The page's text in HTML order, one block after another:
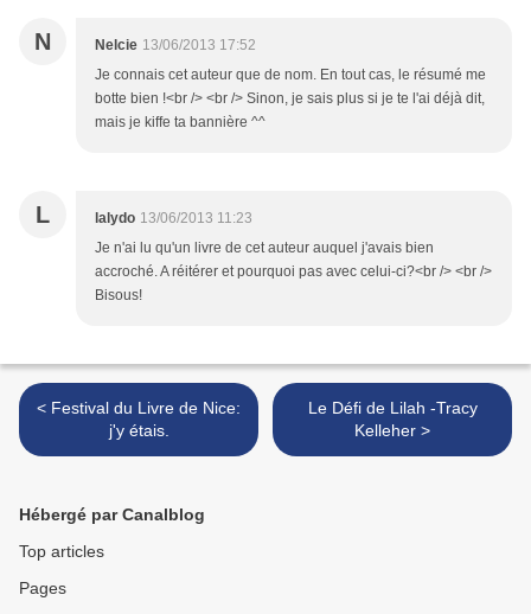
N Nelcie 13/06/2013 17:52
Je connais cet auteur que de nom. En tout cas, le résumé me
botte bien !<br /> <br /> Sinon, je sais plus si je te l'ai déjà dit,
mais je kiffe ta bannière ^^
L lalydo 13/06/2013 11:23
Je n'ai lu qu'un livre de cet auteur auquel j'avais bien
accroché. A réitérer et pourquoi pas avec celui-ci?<br /> <br />
Bisous!
< Festival du Livre de Nice:
j'y étais.
Le Défi de Lilah -Tracy
Kelleher >
Hébergé par Canalblog
Top articles
Pages